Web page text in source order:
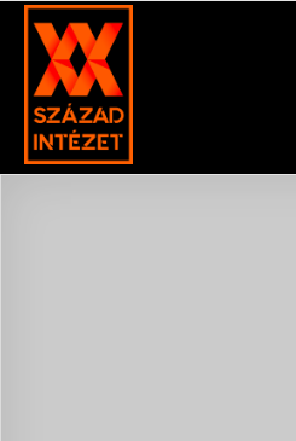
Skip
content